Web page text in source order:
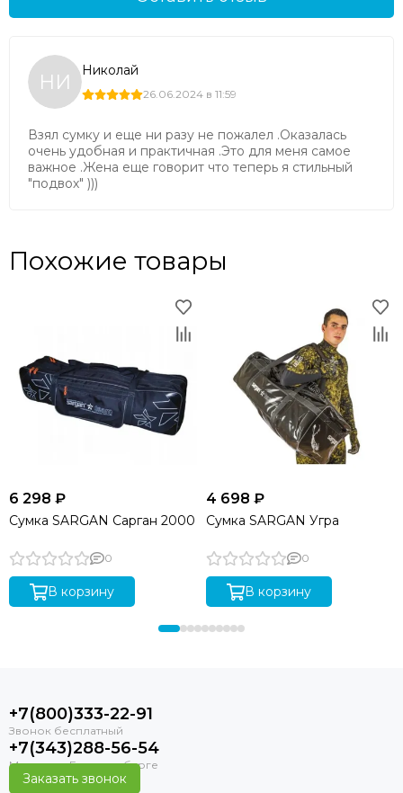
НИ Николай
26.06.2024 в 11:59
Взял сумку и еще ни разу не пожалел .Оказалась
очень удобная и практичная .Это для меня самое
важное .Жена еще говорит что теперь я стильный
"подвох" )))
Похожие товары
6 298 ₽
Сумка SARGAN Сарган 2000
0
В корзину
4 698 ₽
Сумка SARGAN Угра
0
В корзину
+7(800)333-22-91
+7(343)288-56-54
Заказать звонок